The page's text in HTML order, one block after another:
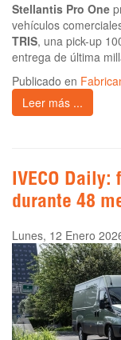
Stellantis Pro One
vehículos
TRIS, una pick-up
entrega de última
Publicado en
Leer más ...
IVECO Daily:
durante 48
Lunes, 12 Enero